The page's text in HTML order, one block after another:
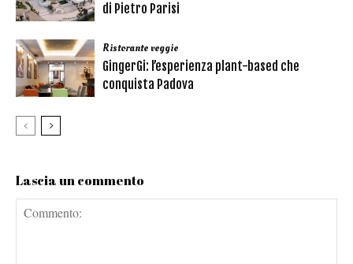
di Pietro Parisi
Ristorante veggie
GingerGi: l’esperienza plant-based che
conquista Padova
Lascia un commento